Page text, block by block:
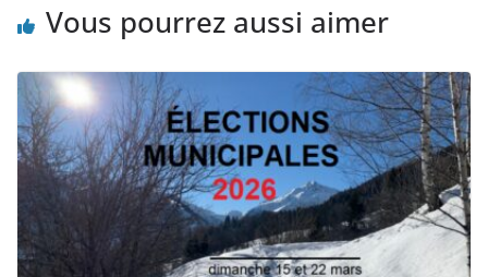
Vous pourrez aussi aimer